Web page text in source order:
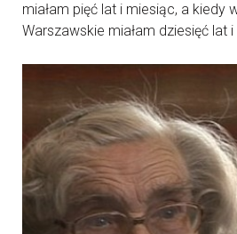
miałam pięć lat i miesiąc, a kiedy
Warszawskie miałam dziesięć lat i